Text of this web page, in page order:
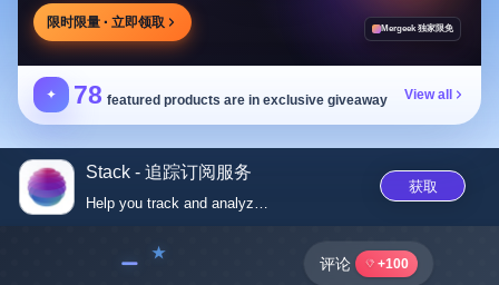
限时限量 · 立即领取 Mergeek 独家限免
✦ 78 featured products are in exclusive giveaway View all
Stack - 追踪订阅服务
Help you track and analyze sub...
获取
﹣ 评论 +100